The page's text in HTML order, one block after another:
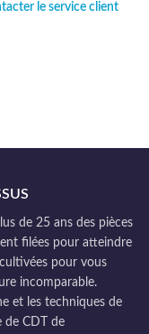
le service client
de 25 ans des pièces
filées pour atteindre
pour vous
incomparable.
et les techniques de
de CDT de